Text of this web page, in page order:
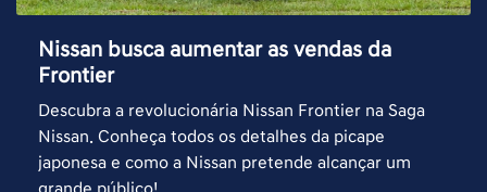
Nissan busca aumentar as vendas da
Frontier
Descubra a revolucionária Nissan Frontier na Saga
Nissan. Conheça todos os detalhes da picape
japonesa e como a Nissan pretende alcançar um